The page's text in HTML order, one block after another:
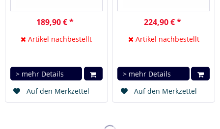
189,90 € *
Artikel nachbestellt
> mehr Details
Auf den Merkzettel
224,90 € *
Artikel nachbestellt
> mehr Details
Auf den Merkzettel